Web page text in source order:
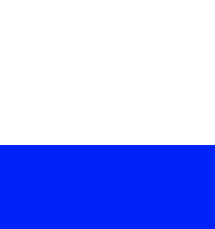
d'accessibilité